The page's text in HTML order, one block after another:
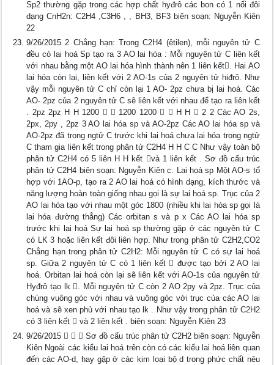
Sp2 thường gặp trong các hợp chất hyđrô các bon có 1 nối đôi
dạng CnH2n: C2H4 ,C3H6 , , BH3, BF3 biên soạn: Nguyễn Kiên
22
9/26/2015 2 Chẳng hạn: Trong C2H4 (êtilen), mỗi nguyên tử C
đều có lai hoá Sp tạo ra 3 AO lai hóa : Mỗi nguyên tử C liên kết
với nhau bằng một AO lai hóa hình thành nên 1 liên kết. Hai AO
lai hóa còn lại, liên kết với 2 AO-1s của 2 nguyên tử hiđrô. Như
vậy mỗi nguyên tử C chỉ còn lại 1 AO- 2pz chưa bị lai hoá. Các
AO- 2pz của 2 nguyên tử C sẽ liên kết với nhau để tạo ra liên kết
. 2pz 2pz H H 1200   1200 1200   H H  2 2 Các AO 2s,
2px, 2py , 2pz 3 AO lai hóa sp và AO-2pz Các AO lai hóa sp và
AO-2pz đã trong ngtử C trước khi lai hoá chưa lai hóa trong ngtử
C tham gia liên kết trong phân tử C2H4 H H C C Như vậy toàn bộ
phân tử C2H4 có 5 liên H H kết và 1 liên kết . Sơ đồ cấu trúc
phân tử C2H4 biên soạn: Nguyễn Kiên c. Lai hoá sp Một AO-s tổ
hợp với 1AO-p, tạo ra 2 AO lai hoá có hình dạng, kích thước và
năng lượng hoàn toàn giống nhau gọi là sự lai hoá sp. Trục của 2
AO lai hóa tạo với nhau một góc 1800 (nhiều khi lai hóa sp gọi là
lai hóa đường thẳng) Các orbitan s và p x Các AO lai hóa sp
trước khi lai hoá Sự lai hoá sp thường gặp ở các nguyên tử C
có LK 3 hoặc liên kết đôi liên hợp. Như trong phân tử C2H2,CO2
Chẳng hạn trong phân tử C2H2: Mỗi nguyên tử C có sự lai hoá
sp. Giữa 2 nguyên tử C có 1 liên kết  được tạo bởi 2 AO lai
hoá. Orbitan lai hoá còn lại sẽ liên kết với AO-1s của nguyên tử
Hyđrô tạo lk . Mỗi nguyên tử C còn 2 AO 2py và 2pz. Trục của
chúng vuông góc với nhau và vuông góc với trục của các AO lai
hoá và sẽ xen phủ với nhau tạo lk . Như vậy trong phân tử C2H2
có 3 liên kết  và 2 liên kết . biên soạn: Nguyễn Kiên 23
9/26/2015    Sơ đồ cấu trúc phân tử C2H2 biên soạn: Nguyễn
Kiên Ngoài các kiểu lai hoá trên còn có các kiểu lai hoá liên quan
đến các AO-d, hay gặp ở các kim loại bộ d trong phức chất nêu